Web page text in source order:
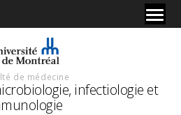
de médecine
infectiologie et